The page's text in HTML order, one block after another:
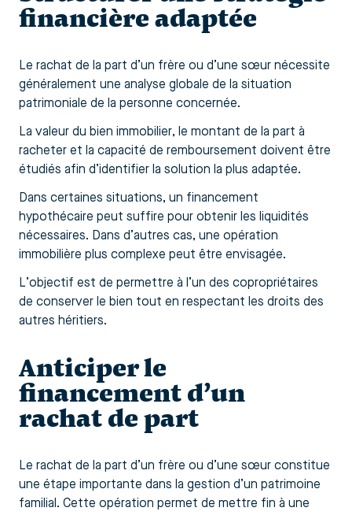
financière adaptée
Le rachat de la part d’un frère ou d’une sœur nécessite
généralement une analyse globale de la situation
patrimoniale de la personne concernée.
La valeur du bien immobilier, le montant de la part à
racheter et la capacité de remboursement doivent être
étudiés afin d’identifier la solution la plus adaptée.
Dans certaines situations, un financement
hypothécaire peut suffire pour obtenir les liquidités
nécessaires. Dans d’autres cas, une opération
immobilière plus complexe peut être envisagée.
L’objectif est de permettre à l’un des copropriétaires
de conserver le bien tout en respectant les droits des
autres héritiers.
Anticiper le
financement d’un
rachat de part
Le rachat de la part d’un frère ou d’une sœur constitue
une étape importante dans la gestion d’un patrimoine
familial. Cette opération permet de mettre fin à une